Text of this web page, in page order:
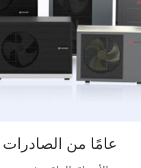
22 عامًا من